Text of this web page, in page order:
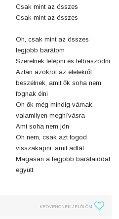
Csak mint az összes
Csak mint az összes
Oh, csak mint az összes
legjobb barátom
Szeretnek lelépni és felbaszódni
Aztán azokról az életekről
beszélnek, amit ők soha nem
fognak élni
Oh ők még mindig várnak,
valamilyen meghívásra
Ami soha nem jön
Oh nem, csak azt fogod
visszakapni, amit adtál
Magasan a legjobb barátaiddal
együtt
KEDVENCNEK JELÖLÖM